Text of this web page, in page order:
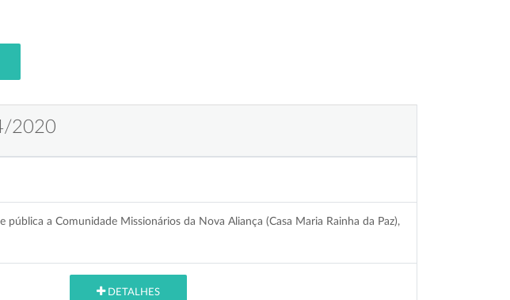
2020
pública a Comunidade Missionários da Nova Aliança (Casa Maria Rainha da Paz),
DETALHES